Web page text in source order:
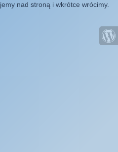
nad stroną i wkrótce wrócimy.